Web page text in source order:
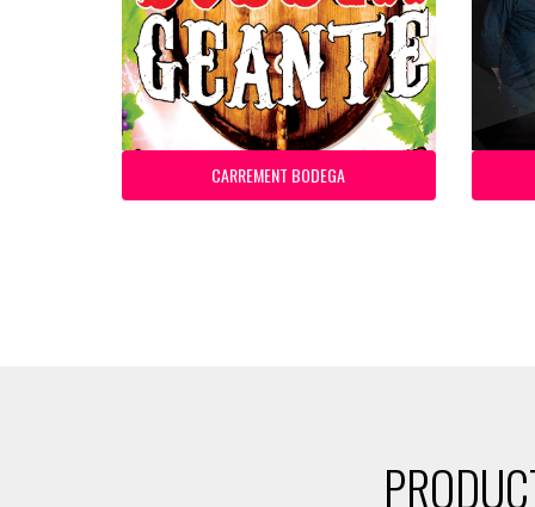
CARREMENT BODEGA